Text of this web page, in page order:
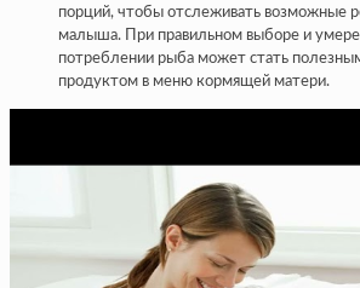
порций, чтобы отслеживать возможные
малыша. При правильном выборе и
потреблении рыба может стать
продуктом в меню кормящей матери.